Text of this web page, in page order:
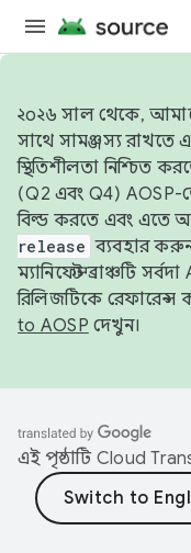
২০২৬ সাল থেকে,
সাথে সামঞ্জস্য রাখতে
স্থিতিশীলতা নিশ্চিত
(Q2 এবং Q4) AOSP-
বিল্ড করতে এবং এতে
release ব্যবহার
ম্যানিফেস্ট ব্রাঞ্চটি
রিলিজটিকে
to AOSP দেখুন।
এই পৃষ্ঠাটি Cloud